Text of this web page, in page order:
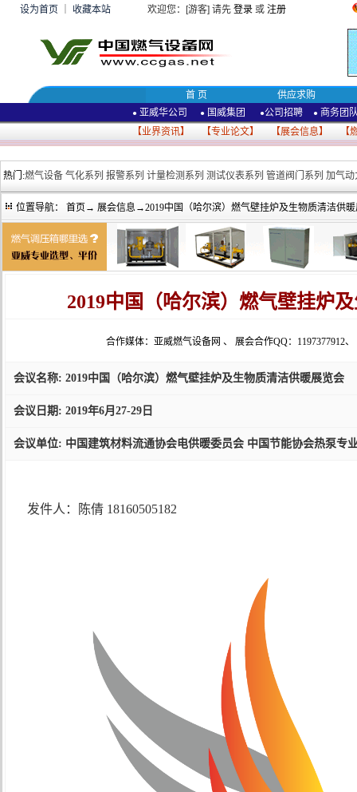
设为首页 收藏本站 欢迎您：[游客] 请先 登录或 注册
首 页 供应求购
● 亚威华公司 ● 国威集团 ●公司招聘 ● 商务团
【业界资讯】 【专业论文】 【展会信息】 【
热门:燃气设备 气化系列 报警系列 计量检测系列 测试仪表系列 管道阀门系列 加气动
位置导航： 首页 → 展会信息→2019中国（哈尔滨）燃气壁挂炉及生物质清洁供
2019中国（哈尔滨）燃气壁挂炉
合作媒体：亚威燃气设备网 、 展会合作QQ：1197377912、
会议名称: 2019中国（哈尔滨）燃气壁挂炉及生物质清洁供暖展览会
会议日期: 2019年6月27-29日
会议单位: 中国建筑材料流通协会电供暖委员会 中国节能协会热泵专
发件人：陈倩 18160505182